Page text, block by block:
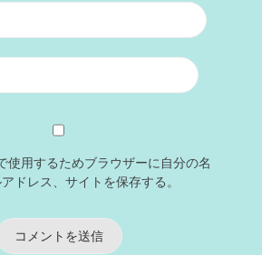
使用するためブラウザーに自分の名
ドレス、サイトを保存する。